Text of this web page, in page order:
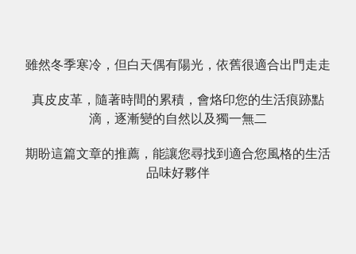
雖然冬季寒冷，但白天偶有陽光，依舊很適合出門走走
真皮皮革，隨著時間的累積，會烙印您的生活痕跡點
滴，逐漸變的自然以及獨一無二
期盼這篇文章的推薦，能讓您尋找到適合您風格的生活
品味好夥伴